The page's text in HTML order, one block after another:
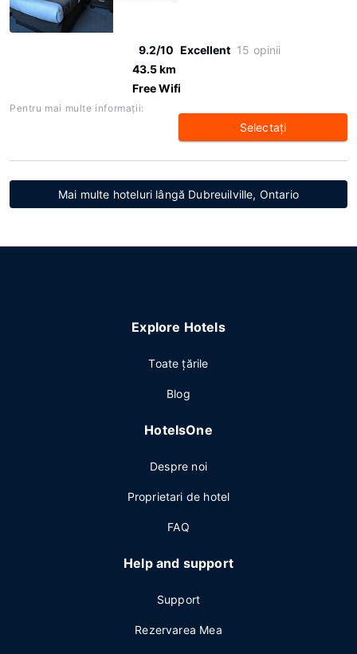
9.2/10 Excellent 15 opinii
43.5 km
Free Wifi
Pentru mai multe informaţii:
Selectaţi
Mai multe hoteluri lângă Dubreuilville, Ontario
Explore Hotels
Toate ţările
Blog
HotelsOne
Despre noi
Proprietari de hotel
FAQ
Help and support
Support
Rezervarea Mea